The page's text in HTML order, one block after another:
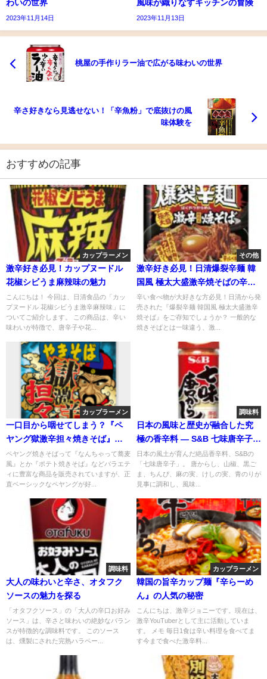
わいの世界
2023年11月14日
風味が織りなすキッチンの冒険
2023年11月13日
桃屋の手作りラー油で広がる味わいの世界
辛さ好きなら見逃せない！「辛魚粉」で底抜けの風
味体験を
おすすめの記事
カップラーメン
激辛好き必見！カップヌードル
花椒シビうま麻辣味の魅力
こんにちは！ 今回は、日清食品の「カッ
プヌードル 花椒シビうま激辛麻辣味」に
ついてご紹介します。 この商品は、辛い
味わいが特徴で、唐辛子や花...
その他
激辛好き必見！日清爆裂辛麺 韓
国風 極太大盛激辛焼そばの辛さ
とは？
辛い食べ物が大好きな方必見！日清から発
売された『爆裂辛麺 韓国風 極太大盛激辛
焼そば』をご存知でしょうか？ 一般的な
焼きそばとは一味違う、激...
カップラーメン
一口目から咽せてしまう？『ペ
ヤング獄激辛担々焼きそば』の
辛さは地獄？特徴や辛さレベル
など紹介！
ペヤング焼きそばって『なんちゃって蕎麦
風』とか『ポテト焼きそば』などバラエテ
ィに豊富な商品を販売されていますが、正
直ベーシックなペヤングが好...
調味料
日本の風味と歴史が融合した究
極の香辛料 ― S&B 七味唐辛子の
魅力とおすすめ
日本の風土が育んだ絶品香辛料、S&Bの
「七味唐辛子」。 唐からし、山椒、黒ご
ま、ちんぴ、麻の実、けしの実、青のりが
見事に調和し、風味...
調味料
大人の味わいと辛さ、オタフク
ソースの魅力を探る
「オタフクソース」の「大人の辛口お好み
ソース」は、辛さと味わいの絶妙なバラン
スが特徴的な調味料です。 このソース
は、燻製にされた完熟ハラペー...
カップラーメン
韓国の旨辛カップ麺『辛らーめ
ん』の人気の秘密
こんにちは、激辛ジョニーです。現在は、
激辛YouTuberとして主に活動していま
す。 メモ 毎日1食は辛い料理を食べてま
す今まで食べた激辛料...